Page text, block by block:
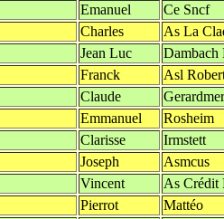
Emanuel
Ce Sncf
Charles
As La
Jean Luc
Franck
Asl
Claude
Gerardmer
Emmanuel
Rosheim
Clarisse
Irmstett
Joseph
Asmcus
Vincent
As Crédit
Pierrot
Mattéo